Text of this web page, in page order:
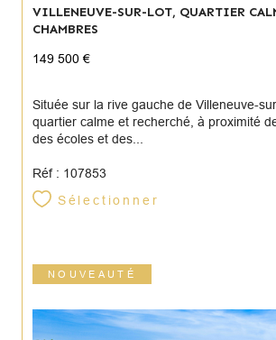
VILLENEUVE-SUR-LOT, QUARTIER
CHAMBRES
149 500 €
Située sur la rive gauche de Villeneuve-
quartier calme et recherché, à proximité
des écoles et des...
Réf : 107853
Sélectionner
NOUVEAUTÉ